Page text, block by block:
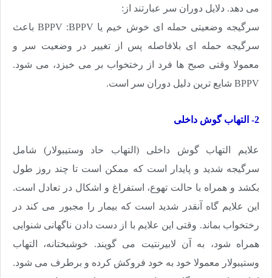
می دهد. دلایل دوران سر عبارتند از:
سرگیجه وضعیتی حمله ای خوش خیم یا BPPV
:
BPPVباعث
سرگیجه حمله ای بلافاصله پس از تغییر در وضعیت سر و
معمولا وقتی صبح ها فرد از رختخواب بر می خیزد، می شود.
BPPV شایع ترین دلیل دوران سر است.
2- التهاب گوش داخلی
علایم التهاب گوش داخلی (التهاب حاد وستیبولار) شامل
سرگیجه شدید و پایدار است که ممکن است تا چند روز طول
بکشد و همراه با حالت تهوع، استفراغ و اشکال در تعادل است.
این علایم گاه آنقدر شدید است که بیمار را مجبور می کند در
رختخواب بماند. وقتی این علایم با از دست دادن ناگهانی شنوایی
همراه شود، به آن لابیرنتیت می گویند. خوشبختانه، التهاب
وستیبولار معمولا خود به خود فروکش کرده و برطرف می شود.